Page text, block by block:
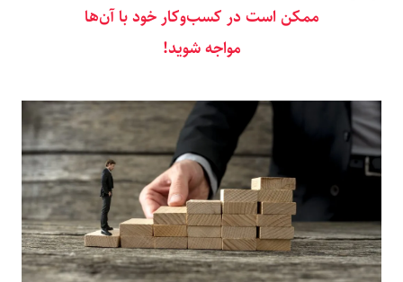
ممکن است در کسب‌وکار خود با آن‌ها
مواجه شوید!